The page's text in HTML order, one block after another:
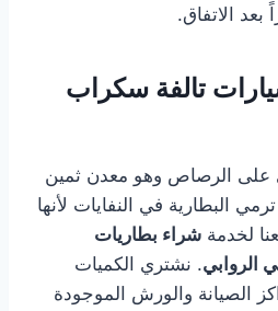
بعد الاتفاق.
تالفة سكراب
على الرصاص وهو معدن ثمين
البطارية في النفايات لأنها
لخدمة شراء بطاريات
الروابي. نشتري الكميات
الصيانة والورش الموجودة